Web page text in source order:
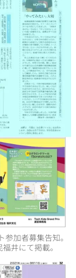
加者募集告知。
井にて掲載。